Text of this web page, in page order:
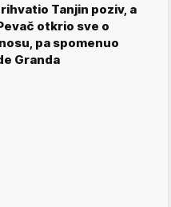
Tanjin poziv, a
otkrio sve o
pa spomenuo
Granda